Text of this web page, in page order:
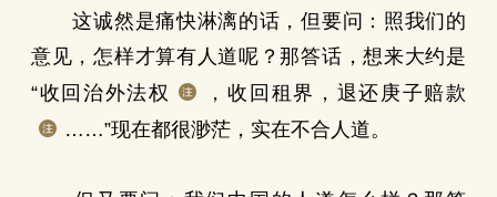
这诚然是痛快淋漓的话，但要问：照我们的
意见，怎样才算有人道呢？那答话，想来大约是
“收回治外法权
，收回租界，退还庚子赔款
……”现在都很渺茫，实在不合人道。